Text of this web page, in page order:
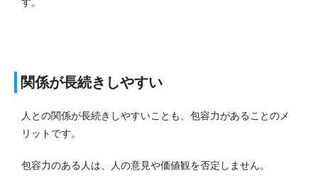
関係が長続きしやすい
人との関係が長続きしやすいことも、包容力があることのメ
リットです。
包容力のある人は、人の意見や価値観を否定しません。